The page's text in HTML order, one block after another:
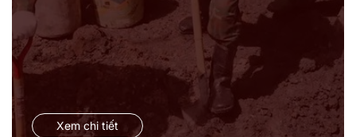
Xem chi tiết